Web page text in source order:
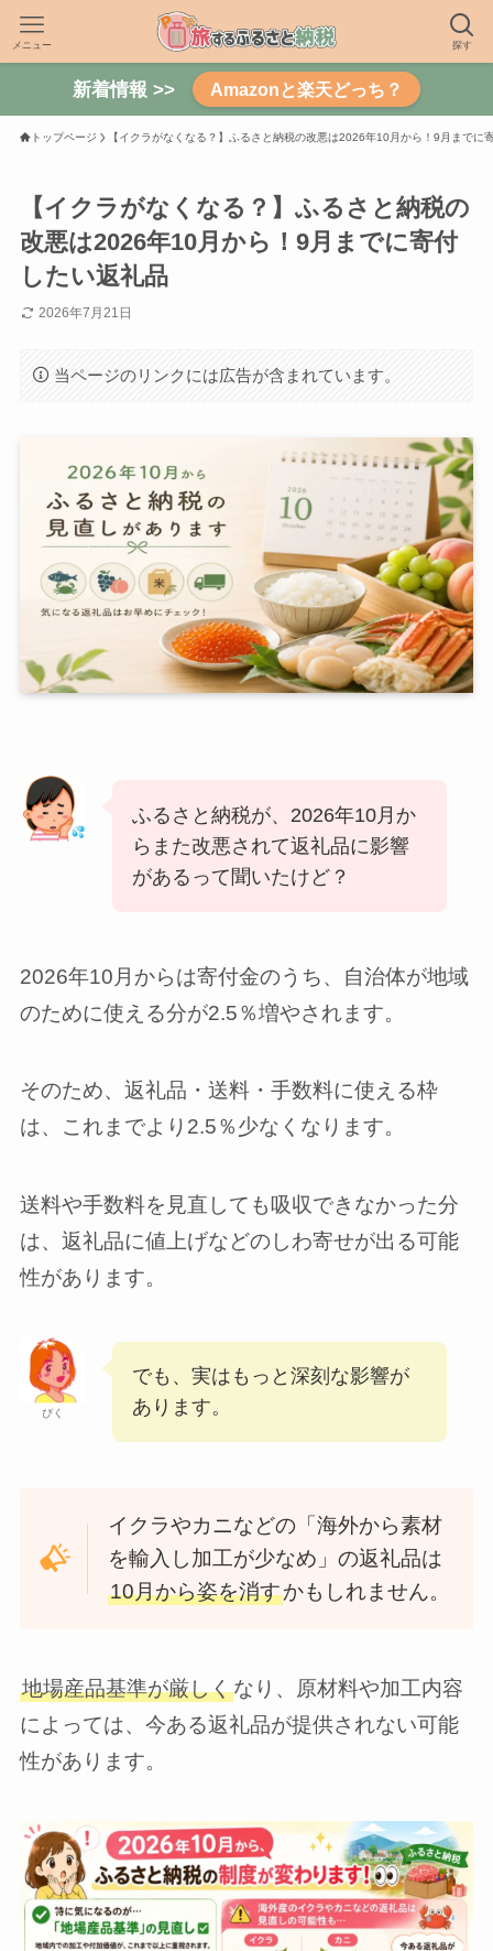
探す
メニュー
新着情報 >> Amazonと楽天どっち？
トップページ 【イクラがなくなる？】ふるさと納税の改悪は2026年10月から！9月までに
【イクラがなくなる？】ふるさと納税の
改悪は2026年10月から！9月までに寄付
したい返礼品
2026年7月21日
当ページのリンクには広告が含まれています。
ふるさと納税が、2026年10月か
らまた改悪されて返礼品に影響
があるって聞いたけど？
2026年10月からは寄付金のうち、自治体が地域
のために使える分が2.5％増やされます。
そのため、返礼品・送料・手数料に使える枠
は、これまでより2.5％少なくなります。
送料や手数料を見直しても吸収できなかった分
は、返礼品に値上げなどのしわ寄せが出る可能
性があります。
ぴく
でも、実はもっと深刻な影響が
あります。
イクラやカニなどの「海外から素材
を輸入し加工が少なめ」の返礼品は
10月から姿を消すかもしれません。
地場産品基準が厳しくなり、原材料や加工内容
によっては、今ある返礼品が提供されない可能
性があります。